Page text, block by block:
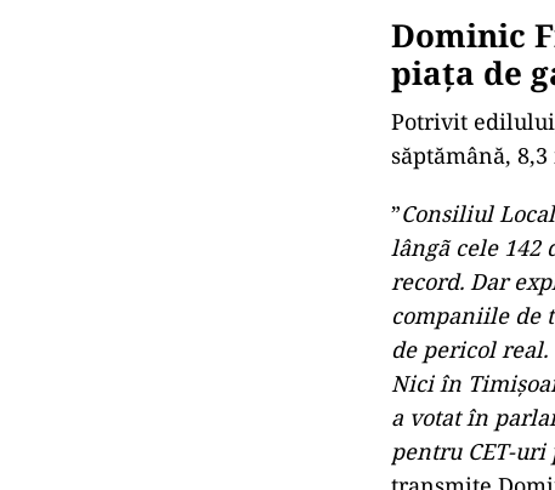
Dominic
piaţa de
Potrivit
săptămână,
”Consiliul
lângã cele 142
record. Dar
companiile de
de pericol real.
Nici în
a votat în
pentru CET-